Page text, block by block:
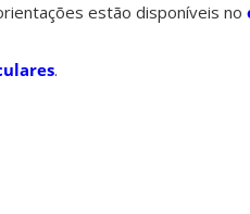
estão disponíveis no
.